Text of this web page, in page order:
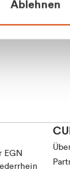
Ablehnen
EGN